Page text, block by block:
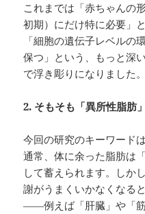
これまでは「赤ちゃんの
初期）にだけ特に必要」
「細胞の遺伝子レベルの
保つ」という、もっと深
で浮き彫りになりました。
2. そもそも「異所性脂肪
今回の研究のキーワード
通常、体に余った脂肪は
して蓄えられます。しか
謝がうまくいかなくなる
――例えば「肝臓」や「